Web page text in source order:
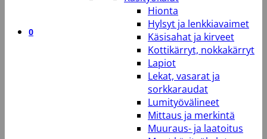
0
Hionta
Hylsyt ja lenkkiavaimet
Käsisahat ja kirveet
Kottikärryt, nokkakärryt
Lapiot
Lekat, vasarat ja
sorkkaraudat
Lumityövälineet
Mittaus ja merkintä
Muuraus- ja laatoitus